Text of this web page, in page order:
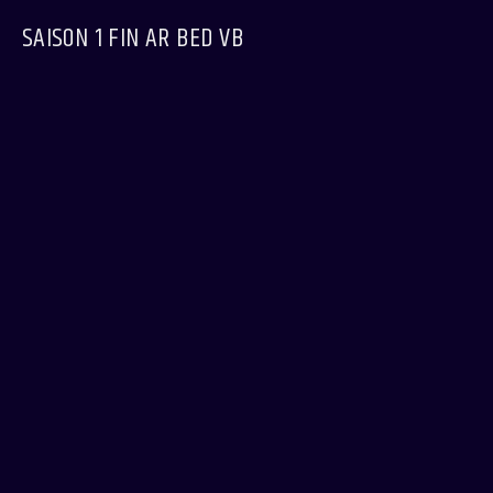
SAISON 1 FIN AR BED VB